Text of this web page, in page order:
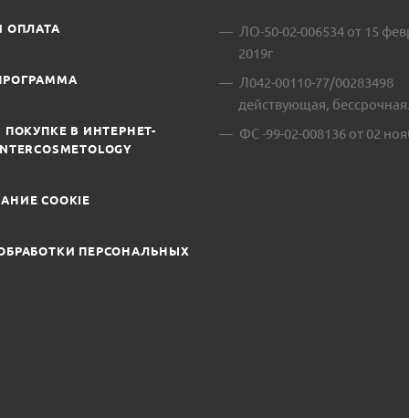
ОПЛАТА
ПОКУПКЕ В ИНТЕРНЕТ-
COOKIE
ПЕРСОНАЛЬНЫХ
ЛО-50-02-006534 от 15
2019г
Л042-00110-77/00283498
действующая,
ФС -99-02-008136 от 02